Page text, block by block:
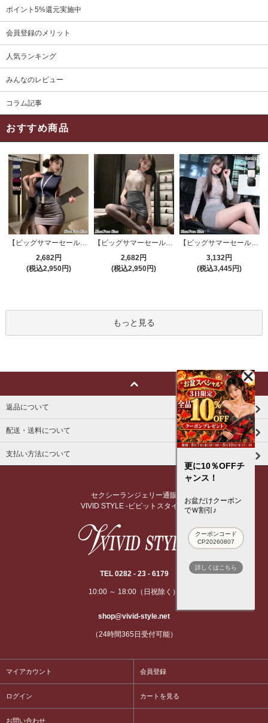
ポイント5%還元実施中
会員登録のメリット
人気ランキング
みんなのレビュー
コラム記事
おすすめ商品
【ビッグサマーセール対象品】セクシーコスプレ(SEXYCOSPLAY) 4421
2,682円
(税込2,950円)
【ビッグサマーセール対象品】セクシーコスプレ(SEXYCOSPLAY) 4191
2,682円
(税込2,950円)
【ビッグサマーセール対象品】セクシーコスプレ(SEXYCOSPLAY) 4173
3,132円
(税込3,445円)
もっと見る
返品について
配送・送料について
支払い方法について
セクシーランジェリー通販
VIVID STYLE -ビビットスタイル-
TEL 0282 - 23 - 6179
10:00 ～ 18:00（日祝除く）
shop@vivid-style.net
（24時間365日受付可能）
マイアカウント 会員登録
ログイン カートを見る
お問い合わせ
更に10％OFFチ
ャンス！
お盆だけクーポン
でＷ割引♪
クーポンコード
CP20260807
詳しくはこちら